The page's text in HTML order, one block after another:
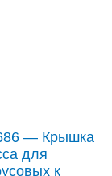
— Крышка
для
к